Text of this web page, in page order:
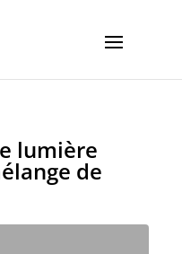
lumière
de